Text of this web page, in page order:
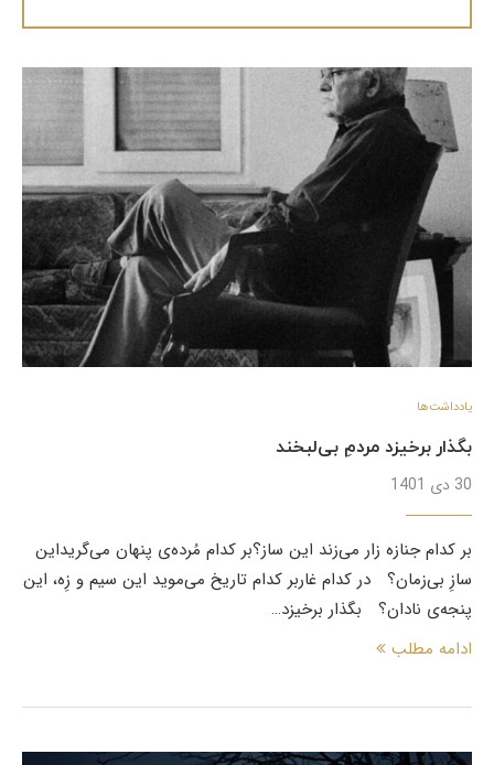
یادداشت‌ها
بگذار برخیزد مردمِ بی‌لبخند
30 دی 1401
بر کدام جنازه زار می‌زند این ساز؟بر کدام مُرده‌ی پنهان می‌گریداین
سازِ بی‌زمان؟ در کدام غاربر کدام تاریخ می‌موید این سیم و زِه، این
پنجه‌ی نادان؟ بگذار برخیزد…
ادامه مطلب